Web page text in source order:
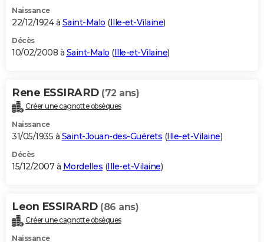
Naissance
22/12/1924 à Saint-Malo (Ille-et-Vilaine)
Décès
10/02/2008 à Saint-Malo (Ille-et-Vilaine)
Rene ESSIRARD (72 ans)
Créer une cagnotte obsèques
Naissance
31/05/1935 à Saint-Jouan-des-Guérets (Ille-et-Vilaine)
Décès
15/12/2007 à Mordelles (Ille-et-Vilaine)
Leon ESSIRARD (86 ans)
Créer une cagnotte obsèques
Naissance